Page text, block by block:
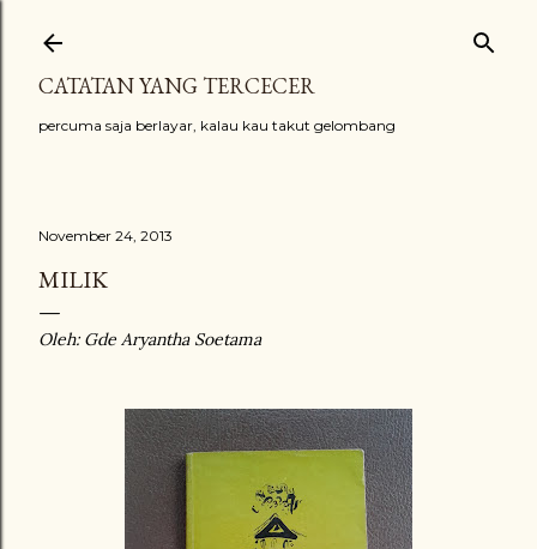
CATATAN YANG TERCECER
percuma saja berlayar, kalau kau takut gelombang
November 24, 2013
MILIK
Oleh: Gde Aryantha Soetama